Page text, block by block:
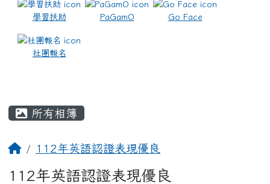
學習扶助 PaGamO Go Face
社團報名
所有相簿
112年英語認證表現優良
112年英語認證表現優良